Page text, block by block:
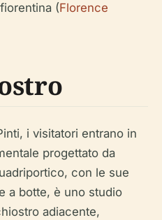
(Florence
i visitatori entrano in
progettato da
con le sue
a botte, è uno studio
adiacente,